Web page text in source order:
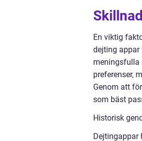
En viktig
dejting appar
meningsfulla
preferenser,
Genom att
som bäst
Historisk
Dejtingappar